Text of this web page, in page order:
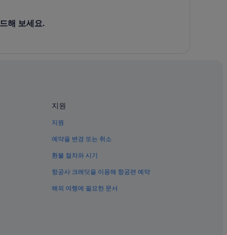
해 보세요.
지원
지원
예약을 변경 또는 취소
환불 절차와 시기
항공사 크레딧을 이용해 항공편 예약
해외 여행에 필요한 문서